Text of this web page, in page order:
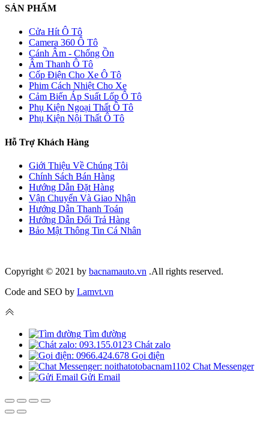
SẢN PHẨM
Cửa Hít Ô Tô
Camera 360 Ô Tô
Cánh Âm - Chống Ồn
Âm Thanh Ô Tô
Cốp Điện Cho Xe Ô Tô
Phim Cách Nhiệt Cho Xe
Cảm Biến Áp Suất Lốp Ô Tô
Phụ Kiện Ngoại Thất Ô Tô
Phụ Kiện Nội Thất Ô Tô
Hỗ Trợ Khách Hàng
Giới Thiệu Về Chúng Tôi
Chính Sách Bán Hàng
Hướng Dẫn Đặt Hàng
Vận Chuyển Và Giao Nhận
Hướng Dẫn Thanh Toán
Hướng Dẫn Đổi Trả Hàng
Bảo Mật Thông Tin Cá Nhân
Copyright © 2021 by bacnamauto.vn .All rights reserved.
Code and SEO by Lamvt.vn
Tìm đường
Chát zalo
Gọi điện
Chat Messenger
Gửi Email